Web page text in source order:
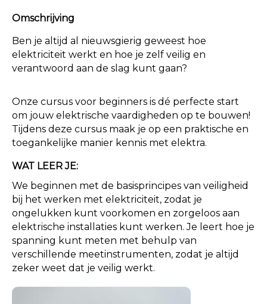
Omschrijving
Ben je altijd al nieuwsgierig geweest hoe
elektriciteit werkt en hoe je zelf veilig en
verantwoord aan de slag kunt gaan?
Onze cursus voor beginners is dé perfecte start
om jouw elektrische vaardigheden op te bouwen!
Tijdens deze cursus maak je op een praktische en
toegankelijke manier kennis met elektra.
WAT LEER JE:
We beginnen met de basisprincipes van veiligheid
bij het werken met elektriciteit, zodat je
ongelukken kunt voorkomen en zorgeloos aan
elektrische installaties kunt werken. Je leert hoe je
spanning kunt meten met behulp van
verschillende meetinstrumenten, zodat je altijd
zeker weet dat je veilig werkt.